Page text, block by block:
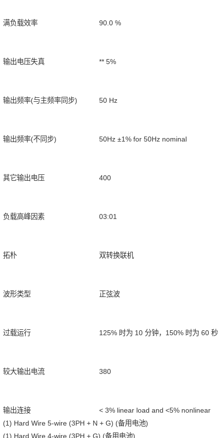
满负载效率 90.0 %
输出电压失真 ** 5%
输出频率(与主频率同步) 50 Hz
输出频率(不同步) 50Hz ±1% for 50Hz nominal
其它输出电压 400
负载高峰因素 03:01
拓朴 双转换联机
波形类型 正弦波
过载运行 125% 时为 10 分钟，150% 时为 60 秒
较大输出电流 380
输出连接
(1) Hard Wire 5-wire (3PH + N + G) (备用电池)
(1) Hard Wire 4-wire (3PH + G) (备用电池)
< 3% linear load and <5% nonlinear
汤浅蓄电池